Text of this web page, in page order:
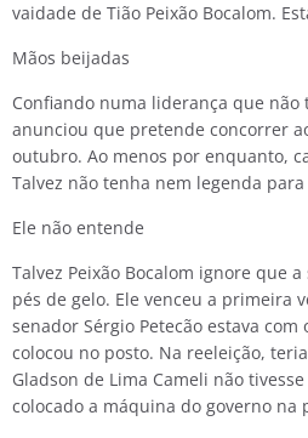
vaidade de Tião Peixão Bocalom.
Mãos beijadas
Confiando numa liderança que não
anunciou que pretende concorrer
outubro. Ao menos por enquanto,
Talvez não tenha nem legenda
Ele não entende
Talvez Peixão Bocalom ignore que
pés de gelo. Ele venceu a primeira
senador Sérgio Petecão estava
colocou no posto. Na reeleição,
Gladson de Lima Cameli não
colocado a máquina do governo na